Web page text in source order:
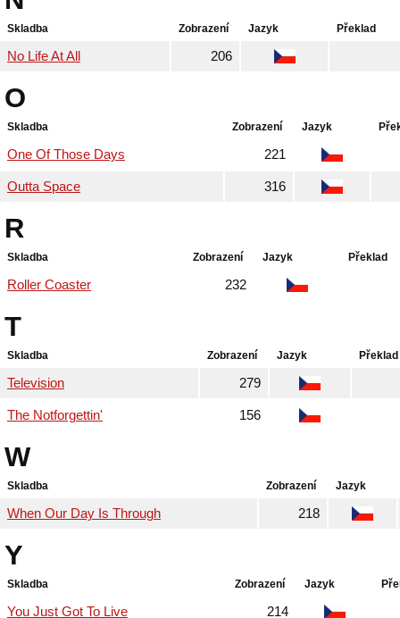
Skladba Zobrazení Jazyk Překlad
No Life At All 206
O
Skladba Zobrazení Jazyk
One Of Those Days 221
Outta Space 316
R
Skladba Zobrazení Jazyk Překlad
Roller Coaster 232
T
Skladba Zobrazení Jazyk Překlad
Television 279
The Notforgettin' 156
W
Skladba Zobrazení Jazyk
When Our Day Is Through 218
Y
Skladba Zobrazení Jazyk
You Just Got To Live 214